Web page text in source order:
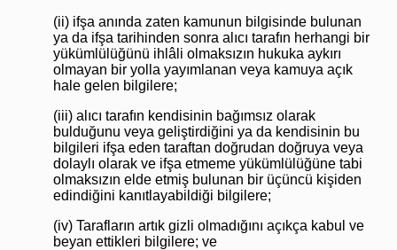
(ii) ifşa anında zaten kamunun bilgisinde bulunan
ya da ifşa tarihinden sonra alıcı tarafın herhangi bir
yükümlülüğünü ihlâli olmaksızın hukuka aykırı
olmayan bir yolla yayımlanan veya kamuya açık
hale gelen bilgilere;
(iii) alıcı tarafın kendisinin bağımsız olarak
bulduğunu veya geliştirdiğini ya da kendisinin bu
bilgileri ifşa eden taraftan doğrudan doğruya veya
dolaylı olarak ve ifşa etmeme yükümlülüğüne tabi
olmaksızın elde etmiş bulunan bir üçüncü kişiden
edindiğini kanıtlayabildiği bilgilere;
(iv) Tarafların artık gizli olmadığını açıkça kabul ve
beyan ettikleri bilgilere; ve